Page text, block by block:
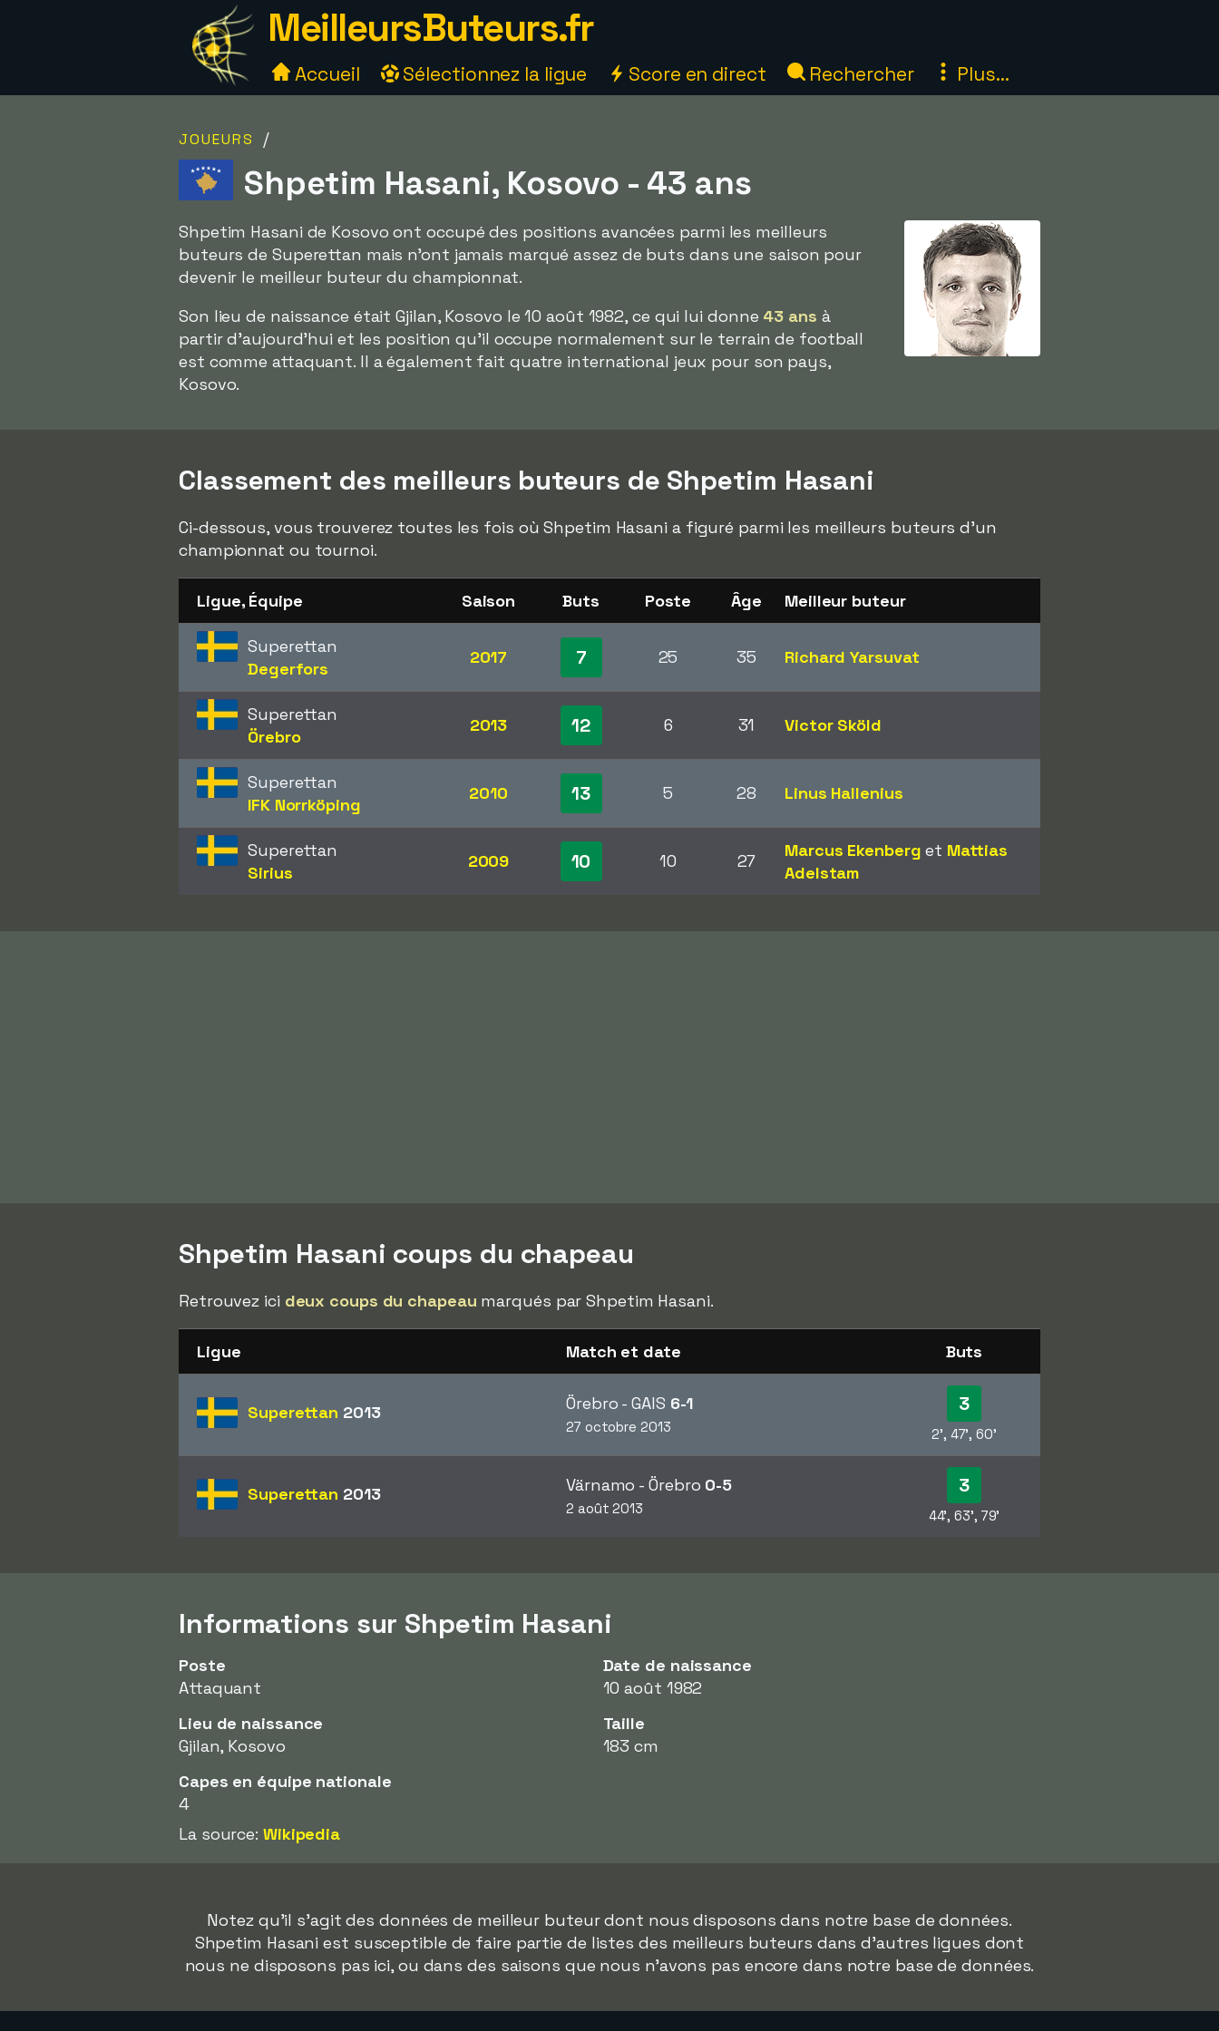
MeilleursButeurs.fr
Accueil Sélectionnez la ligue Score en direct Rechercher Plus...
JOUEURS /
Shpetim Hasani, Kosovo - 43 ans
Shpetim Hasani de Kosovo ont occupé des positions avancées parmi les meilleurs
buteurs de Superettan mais n'ont jamais marqué assez de buts dans une saison pour
devenir le meilleur buteur du championnat.
Son lieu de naissance était Gjilan, Kosovo le 10 août 1982, ce qui lui donne 43 ans à
partir d'aujourd'hui et les position qu'il occupe normalement sur le terrain de football
est comme attaquant. Il a également fait quatre international jeux pour son pays,
Kosovo.
Classement des meilleurs buteurs de Shpetim Hasani
Ci-dessous, vous trouverez toutes les fois où Shpetim Hasani a figuré parmi les meilleurs buteurs d'un
championnat ou tournoi.
Ligue, Équipe Saison Buts Poste Âge Meilleur buteur
Superettan
Degerfors
2017 7 25 35 Richard Yarsuvat
Superettan
Örebro
2013 12 6 31 Victor Sköld
Superettan
IFK Norrköping
2010 13 5 28 Linus Hallenius
Superettan
Sirius
2009 10 10 27
Marcus Ekenberg et Mattias
Adelstam
Shpetim Hasani coups du chapeau
Retrouvez ici deux coups du chapeau marqués par Shpetim Hasani.
Ligue Match et date Buts
Superettan 2013 Örebro - GAIS 6-1
27 octobre 2013
3
2', 47', 60'
Superettan 2013 Värnamo - Örebro 0-5
2 août 2013
3
44', 63', 79'
Informations sur Shpetim Hasani
Poste
Attaquant
Date de naissance
10 août 1982
Lieu de naissance
Gjilan, Kosovo
Taille
183 cm
Capes en équipe nationale
4
La source: Wikipedia
Notez qu'il s'agit des données de meilleur buteur dont nous disposons dans notre base de données.
Shpetim Hasani est susceptible de faire partie de listes des meilleurs buteurs dans d'autres ligues dont
nous ne disposons pas ici, ou dans des saisons que nous n'avons pas encore dans notre base de données.